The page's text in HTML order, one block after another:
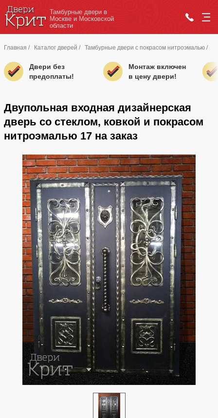
Тамбурные двери в
Москве и Московской
области
Главная / Каталог дверей / Тамбурные двери с покрасом нитроэмалью /
Двери без
предоплаты!
Монтаж включен
в цену двери!
Двупольная входная дизайнерская
дверь со стеклом, ковкой и покрасом
нитроэмалью 17 на заказ